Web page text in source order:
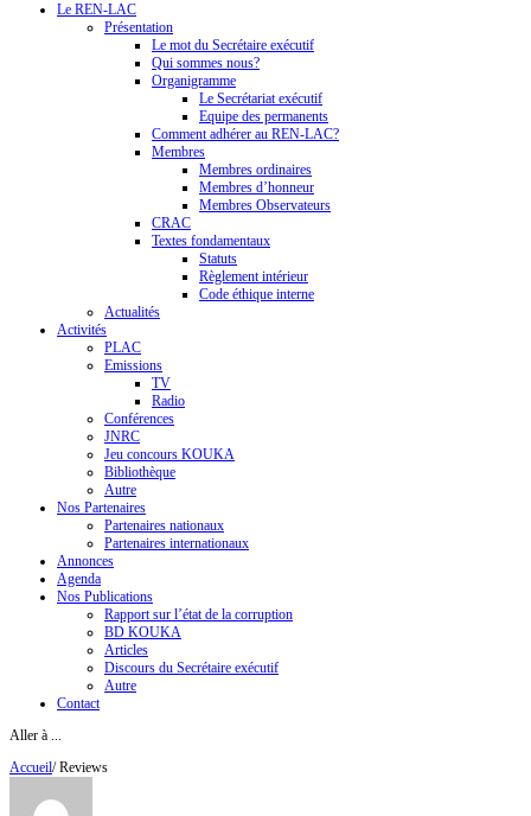
Le REN-LAC
Présentation
Le mot du Secrétaire exécutif
Qui sommes nous?
Organigramme
Le Secrétariat exécutif
Equipe des permanents
Comment adhérer au REN-LAC?
Membres
Membres ordinaires
Membres d’honneur
Membres Observateurs
CRAC
Textes fondamentaux
Statuts
Règlement intérieur
Code éthique interne
Actualités
Activités
PLAC
Emissions
TV
Radio
Conférences
JNRC
Jeu concours KOUKA
Bibliothèque
Autre
Nos Partenaires
Partenaires nationaux
Partenaires internationaux
Annonces
Agenda
Nos Publications
Rapport sur l’état de la corruption
BD KOUKA
Articles
Discours du Secrétaire exécutif
Autre
Contact
Aller à ...
Accueil/ Reviews